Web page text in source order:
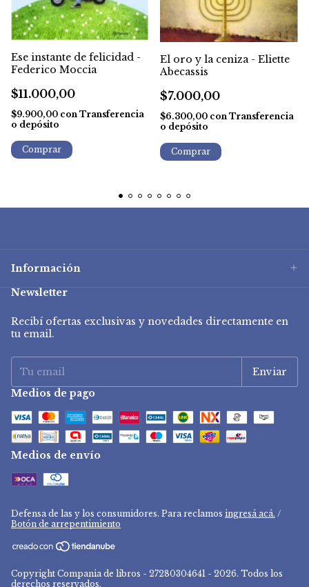
Ese instante de felicidad -
Federico Moccia
$11.000,00
$9.900,00 con Transferencia
o depósito
El oro y la ceniza - Eliette
Abecassis
$7.000,00
$6.300,00 con Transferencia
o depósito
Información
Newsletter
Recibí ofertas exclusivas y novedades directamente en
tu email.
Medios de pago
Medios de envío
Defensa de las y los consumidores. Para reclamos ingresá acá. /
Botón de arrepentimiento
Copyright Compania de libros - 27280304641 - 2026. Todos los
derechos reservados.